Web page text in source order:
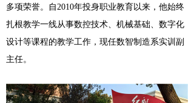
多项荣誉。自2010年投身职业教育以来，他始终
扎根教学一线从事数控技术、机械基础、数字化
设计等课程的教学工作 ，现任数智制造系实训副
主任。